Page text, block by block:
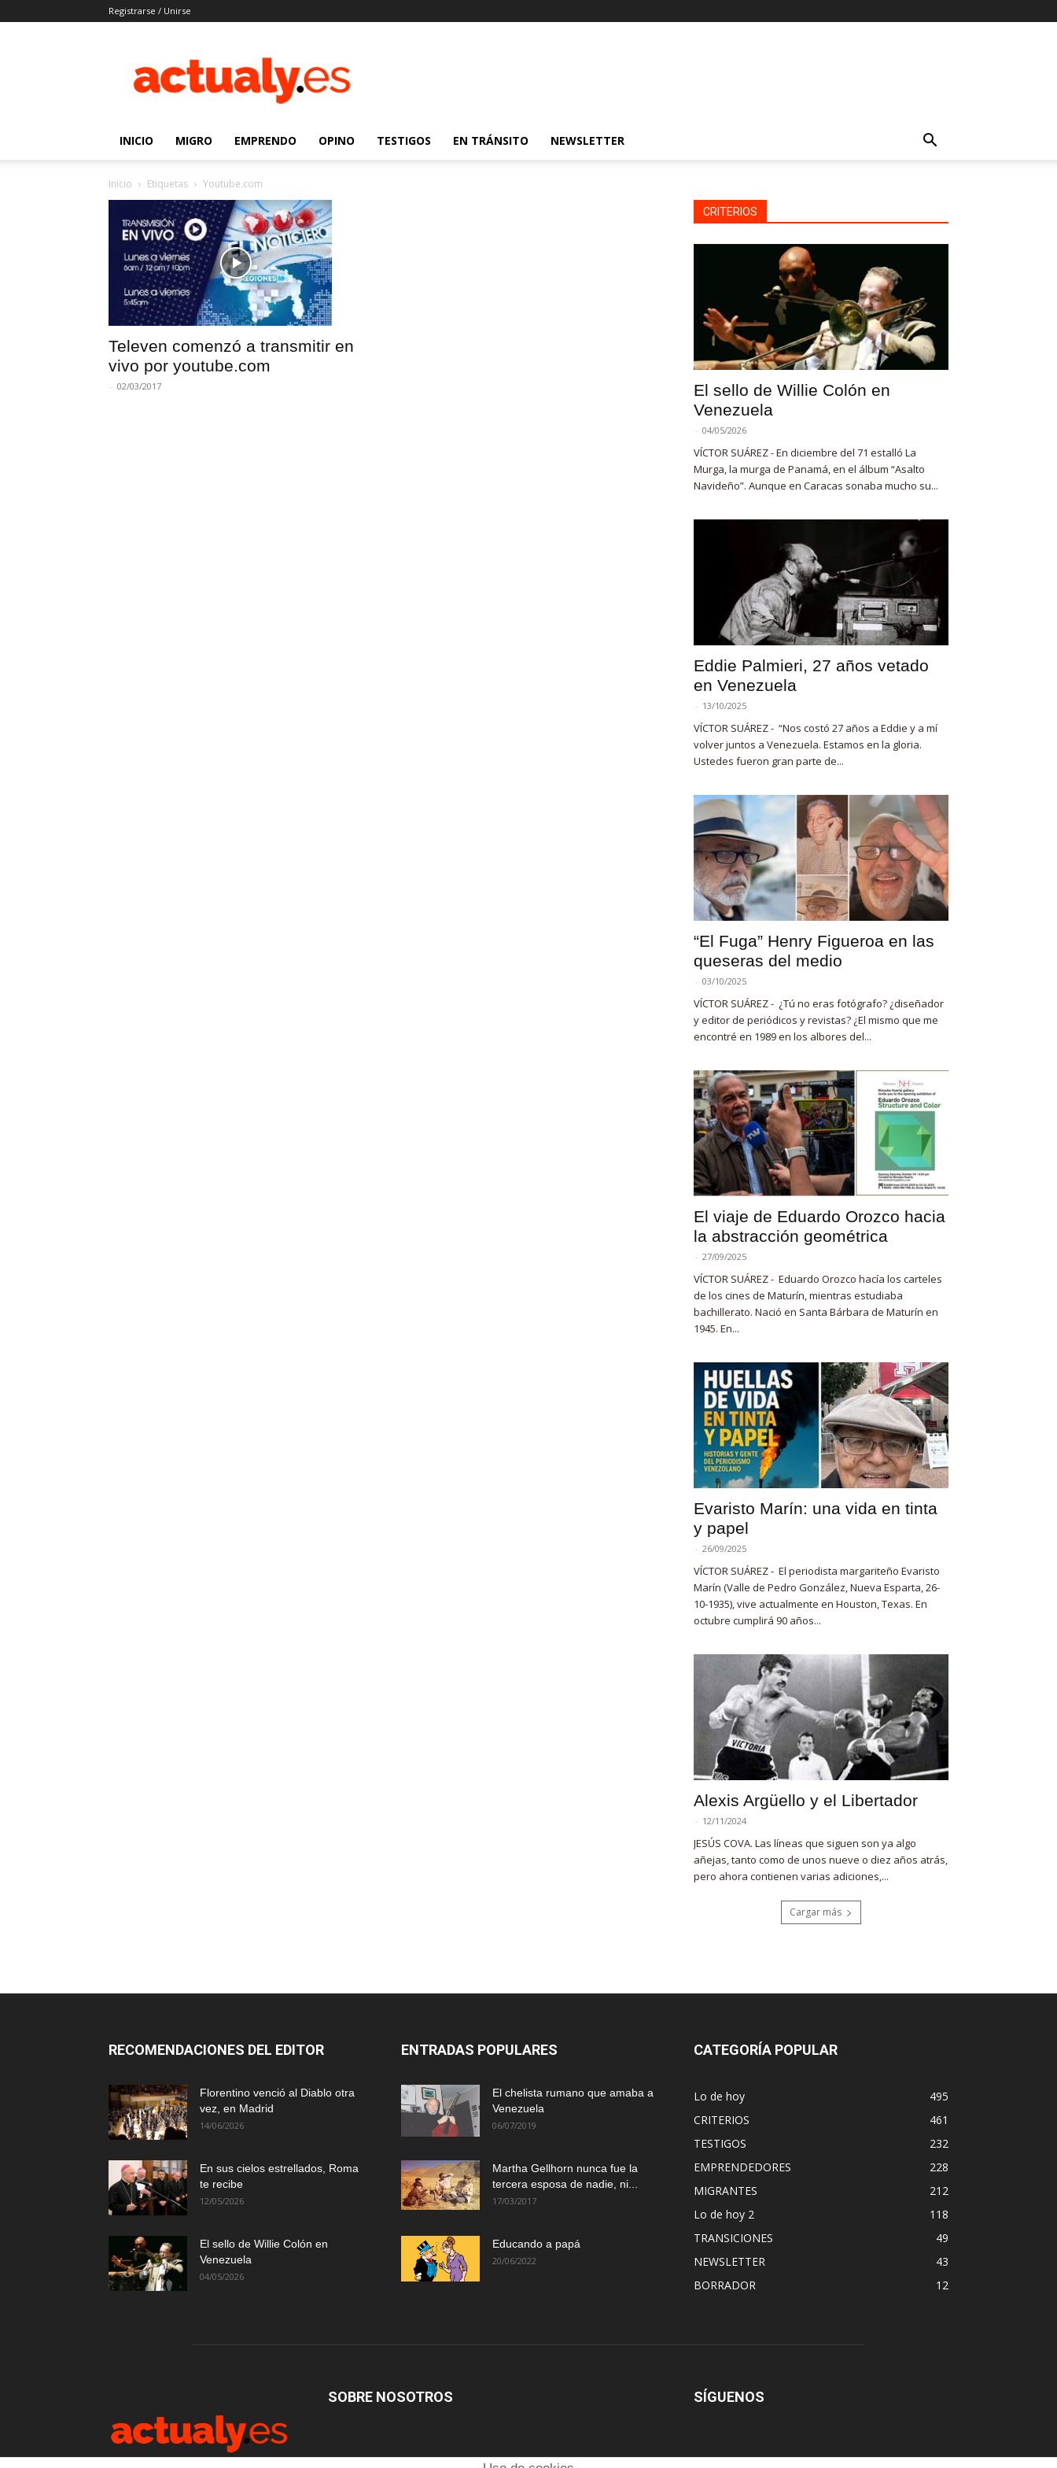
Registrarse / Unirse
|
Noticias
venezolanos
INICIO MIGRO EMPRENDO OPINO TESTIGOS EN TRÁNSITO NEWSLETTER
Inicio Etiquetas Youtube.com
Televen comenzó a transmitir en
vivo por youtube.com
- 02/03/2017
CRITERIOS
El sello de Willie Colón en
Venezuela
- 04/05/2026
VÍCTOR SUÁREZ - En diciembre del 71 estalló La
Murga, la murga de Panamá, en el álbum “Asalto
Navideño”. Aunque en Caracas sonaba mucho su...
Eddie Palmieri, 27 años vetado
en Venezuela
- 13/10/2025
VÍCTOR SUÁREZ - “Nos costó 27 años a Eddie y a mí
volver juntos a Venezuela. Estamos en la gloria.
Ustedes fueron gran parte de...
“El Fuga” Henry Figueroa en las
queseras del medio
- 03/10/2025
VÍCTOR SUÁREZ - ¿Tú no eras fotógrafo? ¿diseñador
y editor de periódicos y revistas? ¿El mismo que me
encontré en 1989 en los albores del...
El viaje de Eduardo Orozco hacia
la abstracción geométrica
- 27/09/2025
VÍCTOR SUÁREZ - Eduardo Orozco hacía los carteles
de los cines de Maturín, mientras estudiaba
bachillerato. Nació en Santa Bárbara de Maturín en
1945. En...
Evaristo Marín: una vida en tinta
y papel
- 26/09/2025
VÍCTOR SUÁREZ - El periodista margariteño Evaristo
Marín (Valle de Pedro González, Nueva Esparta, 26-
10-1935), vive actualmente en Houston, Texas. En
octubre cumplirá 90 años...
Alexis Argüello y el Libertador
- 12/11/2024
JESÚS COVA. Las líneas que siguen son ya algo
añejas, tanto como de unos nueve o diez años atrás,
pero ahora contienen varias adiciones,...
Cargar más
RECOMENDACIONES DEL EDITOR
Florentino venció al Diablo otra
vez, en Madrid
14/06/2026
En sus cielos estrellados, Roma
te recibe
12/05/2026
El sello de Willie Colón en
Venezuela
04/05/2026
ENTRADAS POPULARES
El chelista rumano que amaba a
Venezuela
06/07/2019
Martha Gellhorn nunca fue la
tercera esposa de nadie, ni...
17/03/2017
Educando a papá
20/06/2022
CATEGORÍA POPULAR
Lo de hoy
495
CRITERIOS
461
TESTIGOS
232
EMPRENDEDORES
228
MIGRANTES
212
Lo de hoy 2
118
TRANSICIONES
49
NEWSLETTER
43
BORRADOR
12
SOBRE NOSOTROS SÍGUENOS